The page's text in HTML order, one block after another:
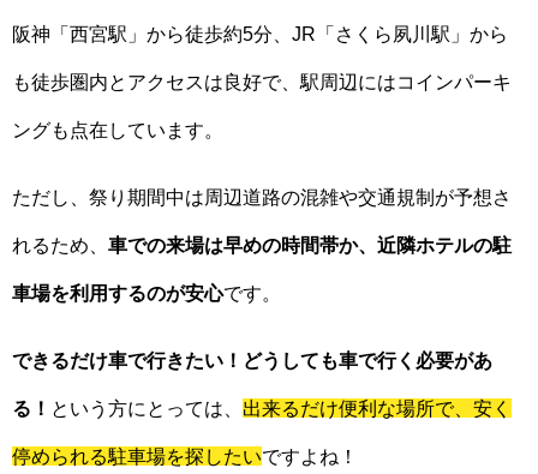
阪神「西宮駅」から徒歩約5分、JR「さくら夙川駅」から
も徒歩圏内とアクセスは良好で、駅周辺にはコインパーキ
ングも点在しています。
ただし、祭り期間中は周辺道路の混雑や交通規制が予想さ
れるため、 車での来場は早めの時間帯か、近隣ホテルの駐
車場を利用するのが安心です。
できるだけ車で行きたい！どうしても車で行く必要があ
る！ という方にとっては、 出来るだけ便利な場所で、安く
停められる駐車場を探したいですよね！